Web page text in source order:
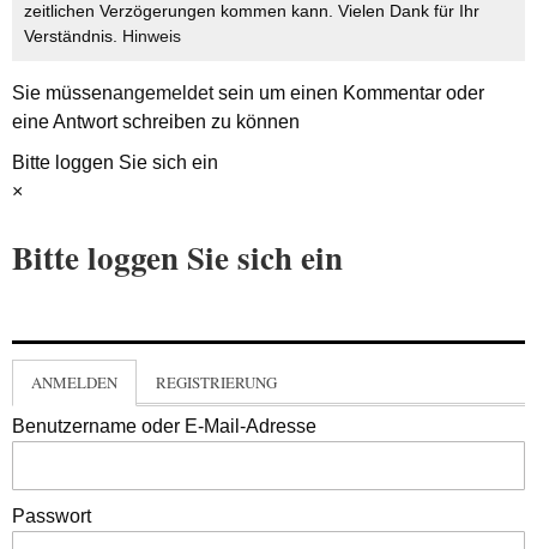
zeitlichen Verzögerungen kommen kann. Vielen Dank für Ihr
Verständnis. Hinweis
Sie müssenangemeldetsein um einen Kommentar oder
eine Antwort schreiben zu können
Bitte loggen Sie sich ein
×
Bitte loggen Sie sich ein
ANMELDEN REGISTRIERUNG
Benutzername oder E-Mail-Adresse
Passwort